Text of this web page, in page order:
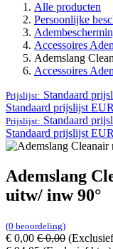
Alle producten
Persoonlijke
Accessoires
Ademslang
Accessoires
Prijslijst: Standaard
Standaard prijslijst
Prijslijst: Standaard
Standaard prijslijst
Ademslang
uitw/ inw 90°
(0 beoordeling)
€ 0,00 €0,00